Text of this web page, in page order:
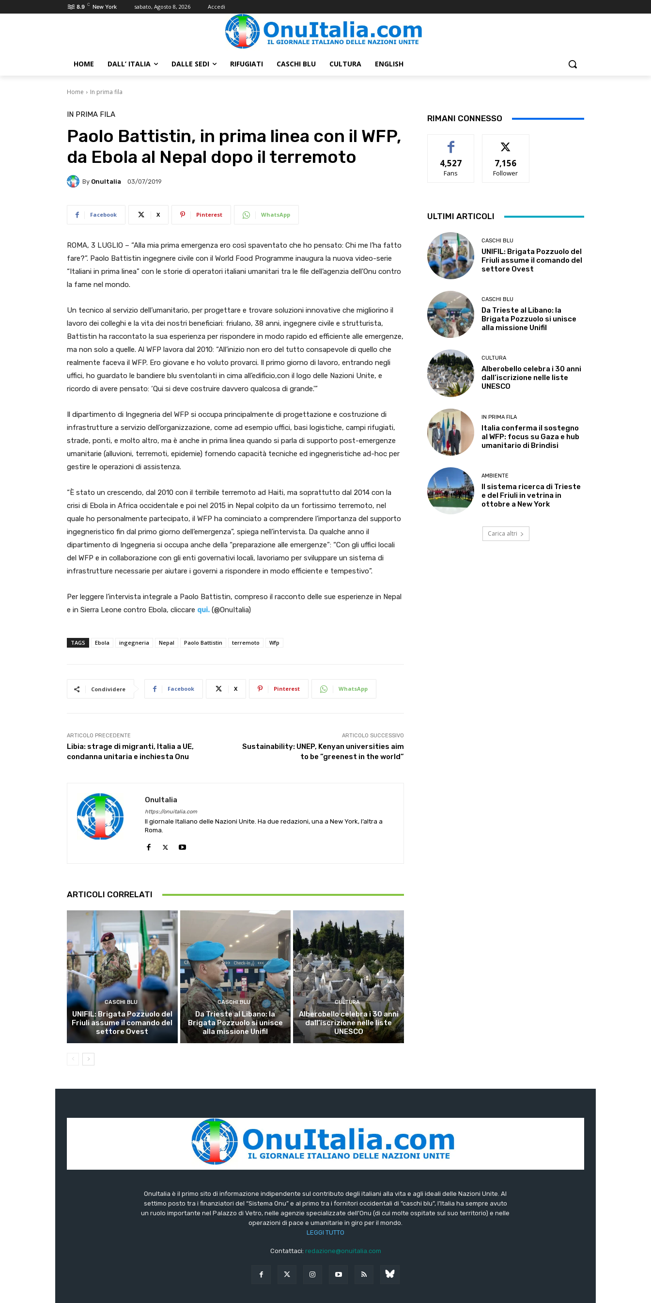
8.9 C New York sabato, Agosto 8, 2026 Accedi
HOME DALL’ ITALIA DALLE SEDI RIFUGIATI CASCHI BLU CULTURA ENGLISH
Home In prima fila
IN PRIMA FILA
Paolo Battistin, in prima linea con il WFP,
da Ebola al Nepal dopo il terremoto
By OnuItalia 03/07/2019
Facebook X Pinterest WhatsApp
ROMA, 3 LUGLIO – “Alla mia prima emergenza ero così spaventato che ho pensato: Chi me l’ha fatto
fare?”. Paolo Battistin ingegnere civile con il World Food Programme inaugura la nuova video-serie
“Italiani in prima linea” con le storie di operatori italiani umanitari tra le file dell’agenzia dell’Onu contro
la fame nel mondo.
Un tecnico al servizio dell’umanitario, per progettare e trovare soluzioni innovative che migliorino il
lavoro dei colleghi e la vita dei nostri beneficiari: friulano, 38 anni, ingegnere civile e strutturista,
Battistin ha raccontato la sua esperienza per rispondere in modo rapido ed efficiente alle emergenze,
ma non solo a quelle. Al WFP lavora dal 2010: “All’inizio non ero del tutto consapevole di quello che
realmente faceva il WFP. Ero giovane e ho voluto provarci. Il primo giorno di lavoro, entrando negli
uffici, ho guardato le bandiere blu sventolanti in cima all’edificio,con il logo delle Nazioni Unite, e
ricordo di avere pensato: ‘Qui si deve costruire davvero qualcosa di grande.'”
Il dipartimento di Ingegneria del WFP si occupa principalmente di progettazione e costruzione di
infrastrutture a servizio dell’organizzazione, come ad esempio uffici, basi logistiche, campi rifugiati,
strade, ponti, e molto altro, ma è anche in prima linea quando si parla di supporto post-emergenze
umanitarie (alluvioni, terremoti, epidemie) fornendo capacità tecniche ed ingegneristiche ad-hoc per
gestire le operazioni di assistenza.
“È stato un crescendo, dal 2010 con il terribile terremoto ad Haiti, ma soprattutto dal 2014 con la
crisi di Ebola in Africa occidentale e poi nel 2015 in Nepal colpito da un fortissimo terremoto, nel
quale ho personalmente partecipato, il WFP ha cominciato a comprendere l’importanza del supporto
ingegneristico fin dal primo giorno dell’emergenza”, spiega nell’intervista. Da qualche anno il
dipartimento di Ingegneria si occupa anche della “preparazione alle emergenze”: “Con gli uffici locali
del WFP e in collaborazione con gli enti governativi locali, lavoriamo per sviluppare un sistema di
infrastrutture necessarie per aiutare i governi a rispondere in modo efficiente e tempestivo”.
Per leggere l’intervista integrale a Paolo Battistin, compreso il racconto delle sue esperienze in Nepal
e in Sierra Leone contro Ebola, cliccare qui. (@OnuItalia)
TAGS Ebola ingegneria Nepal Paolo Battistin terremoto Wfp
Condividere Facebook X Pinterest WhatsApp
ARTICOLO PRECEDENTE
Libia: strage di migranti, Italia a UE,
condanna unitaria e inchiesta Onu
ARTICOLO SUCCESSIVO
Sustainability: UNEP, Kenyan universities aim
to be ”greenest in the world”
OnuItalia
https://onuitalia.com
Il giornale Italiano delle Nazioni Unite. Ha due redazioni, una a New York, l’altra a
Roma.
ARTICOLI CORRELATI
CASCHI BLU
UNIFIL: Brigata Pozzuolo del
Friuli assume il comando del
settore Ovest
CASCHI BLU
Da Trieste al Libano: la
Brigata Pozzuolo si unisce
alla missione Unifil
CULTURA
Alberobello celebra i 30 anni
dall’iscrizione nelle liste
UNESCO
RIMANI CONNESSO
4,527
Fans
7,156
Follower
ULTIMI ARTICOLI
CASCHI BLU
UNIFIL: Brigata Pozzuolo del
Friuli assume il comando del
settore Ovest
CASCHI BLU
Da Trieste al Libano: la
Brigata Pozzuolo si unisce
alla missione Unifil
CULTURA
Alberobello celebra i 30 anni
dall’iscrizione nelle liste
UNESCO
IN PRIMA FILA
Italia conferma il sostegno
al WFP: focus su Gaza e hub
umanitario di Brindisi
AMBIENTE
Il sistema ricerca di Trieste
e del Friuli in vetrina in
ottobre a New York
Carica altri
OnuItalia è il primo sito di informazione indipendente sul contributo degli italiani alla vita e agli ideali delle Nazioni Unite. Al
settimo posto tra i finanziatori del “Sistema Onu” e al primo tra i fornitori occidentali di “caschi blu”, l’Italia ha sempre avuto
un ruolo importante nel Palazzo di Vetro, nelle agenzie specializzate dell’Onu (di cui molte ospitate sul suo territorio) e nelle
operazioni di pace e umanitarie in giro per il mondo.
LEGGI TUTTO
Contattaci: redazione@onuitalia.com